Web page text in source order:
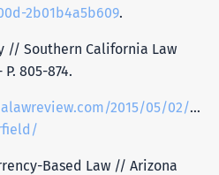
2b01b4a5b609.
// Southern California Law
805-874.
2015/05/02/
Based Law // Arizona